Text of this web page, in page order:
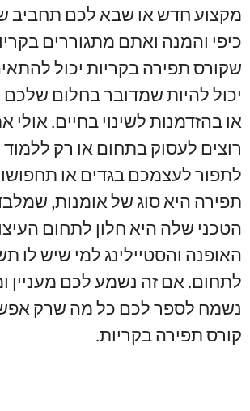
מקצוע חדש או שבא לכם תחביב
כיפי והמנה ואתם מתגוררים
שקורס תפירה בקריות יכול
יכול להיות שמדובר בחלום
או בהזדמנות לשינוי בחיים. אולי
רוצים לעסוק בתחום או רק ללמוד
לתפור לעצמכם בגדים או
תפירה היא סוג של אומנות,
הטכני שלה היא חלון לתחום
האופנה והסטיילינג למי שיש לו
לתחום. אם זה נשמע לכם מעניין
נשמח לספר לכם כל מה שרק
קורס תפירה בקריות.